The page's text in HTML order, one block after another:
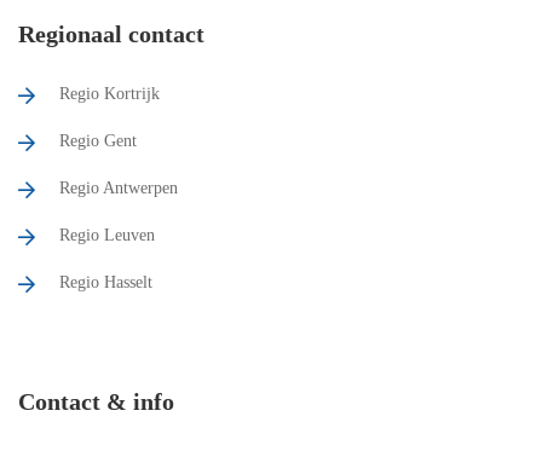
Regionaal contact
Regio Kortrijk
Regio Gent
Regio Antwerpen
Regio Leuven
Regio Hasselt
Contact & info